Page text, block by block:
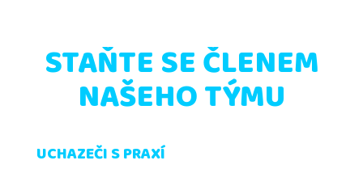
STAŇTE SE ČLENEM
NAŠEHO TÝMU
UCHAZEČI S PRAXÍ